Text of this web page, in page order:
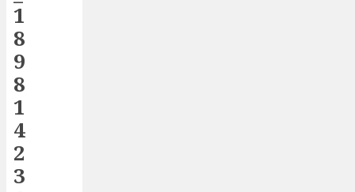
1
8
9
8
1
4
2
3